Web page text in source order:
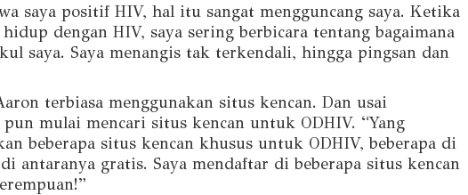
saya positif HIV, hal itu sangat mengguncang saya. Ketika
dengan HIV, saya sering berbicara tentang bagaimana
saya. Saya menangis tak terkendali, hingga pingsan dan
terbiasa menggunakan situs kencan. Dan usai
mulai mencari situs kencan untuk ODHIV. “Yang
beberapa situs kencan khusus untuk ODHIV, beberapa di
antaranya gratis. Saya mendaftar di beberapa situs kencan